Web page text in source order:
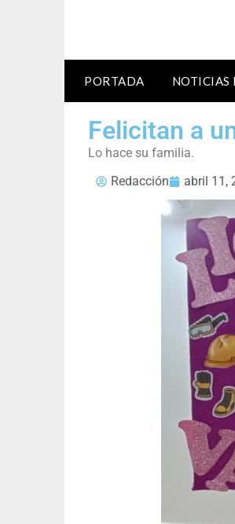
PORTADA NOTICIAS
Felicitan a
Lo hace su familia.
Redacción
abril 11,